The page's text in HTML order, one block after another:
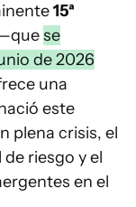
15ª
se
de 2026
una
este
plena crisis, el
riesgo y el
en el